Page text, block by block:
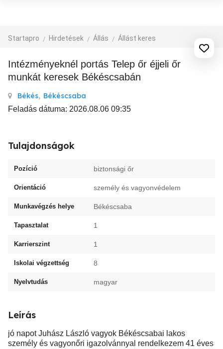
Startapro Hirdetések Állás Állást keres
intézményeknél portás Telep őr éjjeli őr
munkát keresek Békéscsabán
Békés, Békéscsaba
Feladás dátuma: 2026.08.06 09:35
Tulajdonságok
Pozíció biztonsági őr
Orientáció személy és vagyonvédelem
Munkavégzés helye Békéscsaba
Tapasztalat 1
Karrierszint 1
Iskolai végzettség 8
Nyelvtudás magyar
Leírás
jó napot Juhász László vagyok Békéscsabai lakos
személy és vagyonőri igazolvánnyal rendelkezem 41 éves